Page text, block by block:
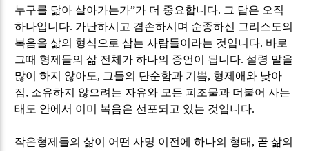
누구를 닮아 살아가는가”가 더 중요합니다. 그 답은 오직
하나입니다. 가난하시고 겸손하시며 순종하신 그리스도의
복음을 삶의 형식으로 삼는 사람들이라는 것입니다. 바로
그때 형제들의 삶 전체가 하나의 증언이 됩니다. 설령 말을
많이 하지 않아도, 그들의 단순함과 기쁨, 형제애와 낮아
짐, 소유하지 않으려는 자유와 모든 피조물과 더불어 사는
태도 안에서 이미 복음은 선포되고 있는 것입니다.
작은형제들의 삶이 어떤 사명 이전에 하나의 형태 , 곧 삶의